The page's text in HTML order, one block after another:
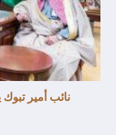
نائب أمير